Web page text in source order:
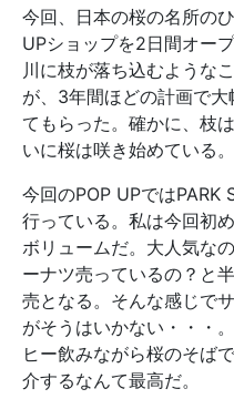
今回、日本の桜の名所の
UPショップを2日間オー
川に枝が落ち込むような
が、3年間ほどの計画で
てもらった。確かに、枝
いに桜は咲き始めている。
今回のPOP UPではPARK
行っている。私は今回初
ボリュームだ。大人気な
ーナツ売っているの？と
売となる。そんな感じで
がそうはいかない・・・
ヒー飲みながら桜のそば
介するなんて最高だ。